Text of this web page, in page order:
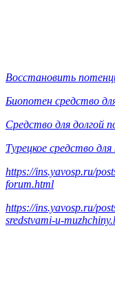
Восстановить
Биопотен средство
Средство для долгой
Турецкое средство
https://ins.yavosp.ru/
forum.html
https://ins.yavosp.ru/
sredstvami-u-